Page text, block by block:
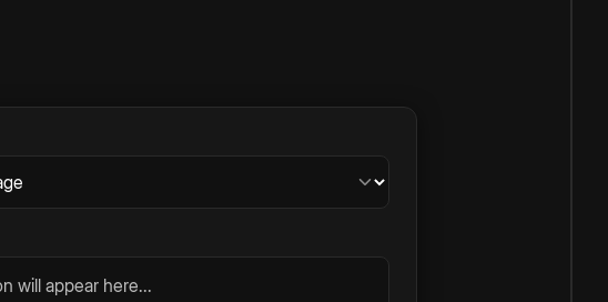
will appear here...